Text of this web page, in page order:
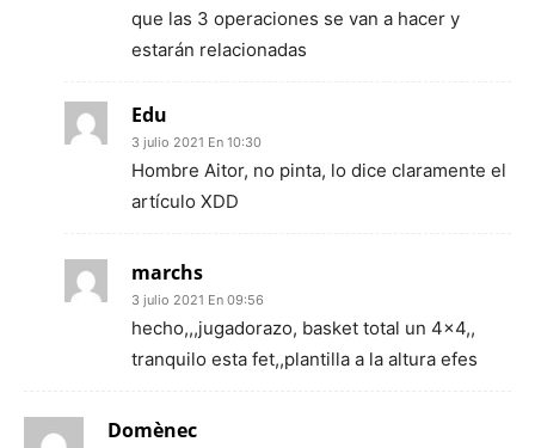
que las 3 operaciones se van a hacer y
estarán relacionadas
Edu
3 julio 2021 En 10:30
Hombre Aitor, no pinta, lo dice claramente el
artículo XDD
marchs
3 julio 2021 En 09:56
hecho,,,jugadorazo, basket total un 4×4,,
tranquilo esta fet,,plantilla a la altura efes
Domènec